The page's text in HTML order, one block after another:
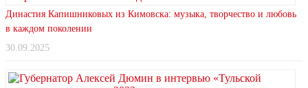
Династия Капишниковых из Кимовска: музыка, творчество и любовь
в каждом поколении
30.09.2025